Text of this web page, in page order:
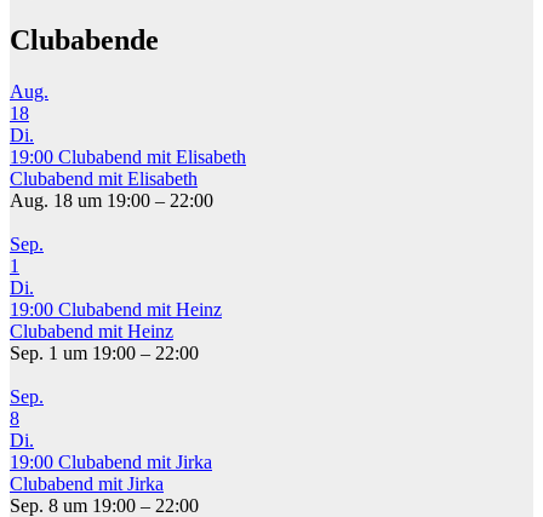
Clubabende
Aug.
18
Di.
19:00 Clubabend mit Elisabeth
Clubabend mit Elisabeth
Aug. 18 um 19:00 – 22:00
Sep.
1
Di.
19:00 Clubabend mit Heinz
Clubabend mit Heinz
Sep. 1 um 19:00 – 22:00
Sep.
8
Di.
19:00 Clubabend mit Jirka
Clubabend mit Jirka
Sep. 8 um 19:00 – 22:00